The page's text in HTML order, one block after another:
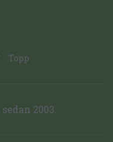
Topp
2003.